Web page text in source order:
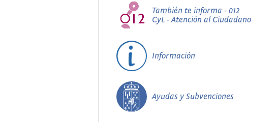
También te informa - 012
CyL - Atención al Ciudadano
Información
Ayudas y Subvenciones